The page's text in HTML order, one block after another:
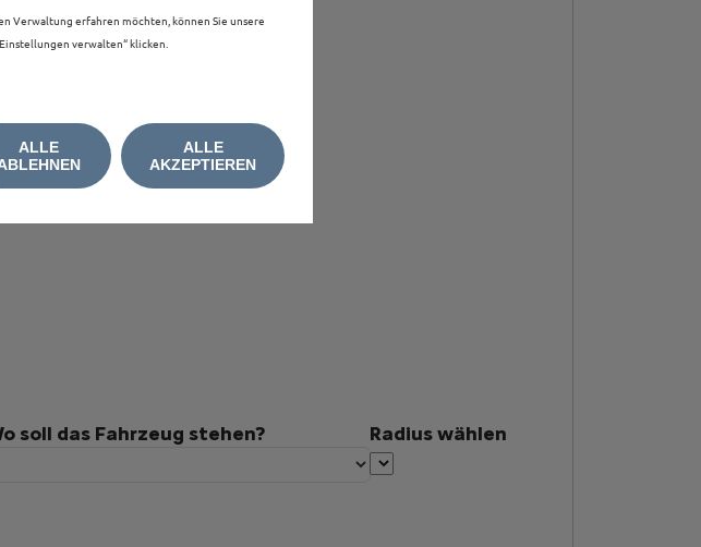
soll das Fahrzeug stehen? Radius wählen
Verwaltung erfahren möchten, können Sie unsere
verwalten“ klicken.
ALLE
AKZEPTIEREN
ALLE